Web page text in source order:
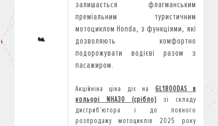
залишається флагманським
преміальним туристичним
мотоциклом Honda, з функціями, які
дозволяють комфортно
подорожувати водієві разом з
пасажиром.
Акційніна ціна діє на GL1800DAS в
кольорі NHA30 (срібло) зі складу
дистриб’ютора і до повного
розпродажу мотоциклів 2025 року